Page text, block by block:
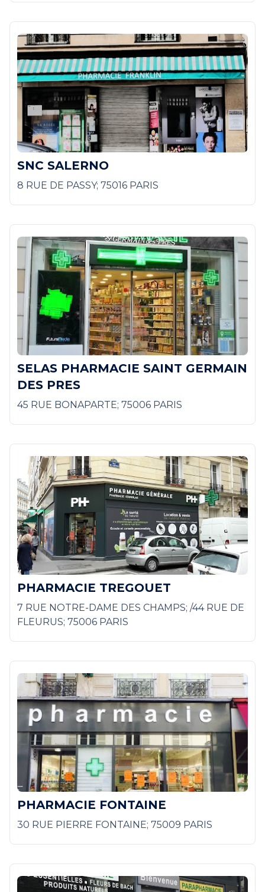
SNC SALERNO
8 RUE DE PASSY; 75016 PARIS
SELAS PHARMACIE SAINT GERMAIN
DES PRES
45 RUE BONAPARTE; 75006 PARIS
PHARMACIE TREGOUET
7 RUE NOTRE-DAME DES CHAMPS; /44 RUE DE
FLEURUS; 75006 PARIS
PHARMACIE FONTAINE
30 RUE PIERRE FONTAINE; 75009 PARIS